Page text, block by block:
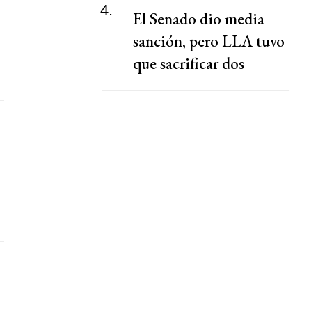
4.
El Senado dio media
sanción, pero LLA tuvo
que sacrificar dos